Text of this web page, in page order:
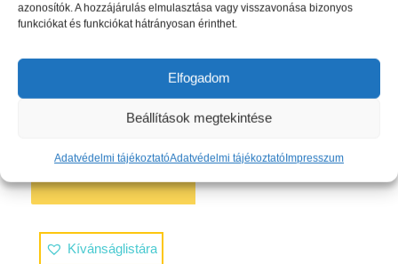
azonosítók. A hozzájárulás elmulasztása vagy visszavonása bizonyos
funkciókat és funkciókat hátrányosan érinthet.
Elfogadom
Beállítások megtekintése
Adatvédelmi tájékoztatóAdatvédelmi tájékoztatóImpresszum
Bébé-Jou Sense babakád Leopard Blue
Részletek mutatása
Kívánságlistára